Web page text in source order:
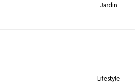
Jardin
Lifestyle